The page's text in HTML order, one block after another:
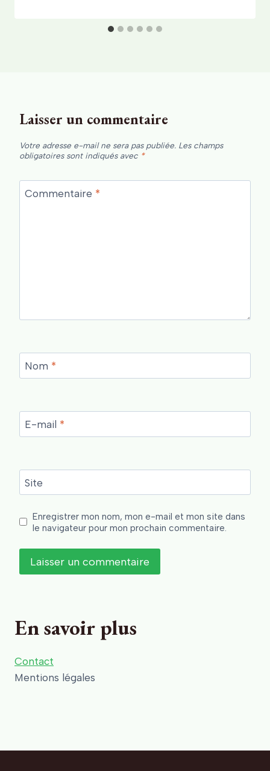
Laisser un commentaire
Votre adresse e-mail ne sera pas publiée. Les champs
obligatoires sont indiqués avec *
Commentaire *
Nom *
E-mail *
Site
Enregistrer mon nom, mon e-mail et mon site dans
le navigateur pour mon prochain commentaire.
En savoir plus
Contact
Mentions légales